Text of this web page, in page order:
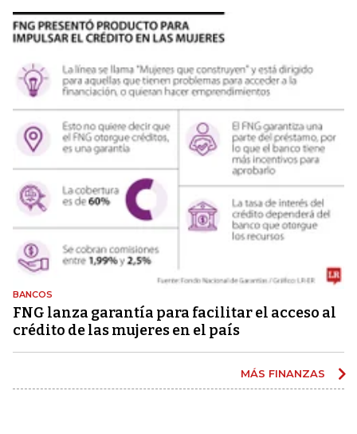
BANCOS
FNG lanza garantía para facilitar el acceso al
crédito de las mujeres en el país
MÁS FINANZAS